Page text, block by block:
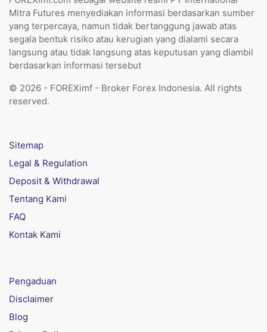
Mitra Futures menyediakan informasi berdasarkan sumber
yang terpercaya, namun tidak bertanggung jawab atas
segala bentuk risiko atau kerugian yang dialami secara
langsung atau tidak langsung atas keputusan yang diambil
berdasarkan informasi tersebut
© 2026 - FOREXimf - Broker Forex Indonesia. All rights
reserved.
Sitemap
Legal & Regulation
Deposit & Withdrawal
Tentang Kami
FAQ
Kontak Kami
Pengaduan
Disclaimer
Blog